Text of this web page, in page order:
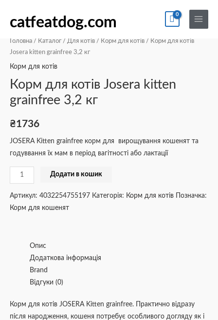
catfeatdog.com
Main
Menu
Головна / Каталог / Для котів / Корм для котів / Корм для котів
Josera kitten grainfree 3,2 кг
Корм для котів
Корм для котів Josera kitten
grainfree 3,2 кг
₴1736
JOSERA Kitten grainfree корм для вирощування кошенят та
годуввання їх мам в період вагітності або лактації
для
котів
Josera
kitten
3,2
кг
Додати в кошик
Артикул: 4032254755197 Категорія: Корм для котів
Позначка:
Корм для кошенят
Опис
Додаткова інформація
Brand
Відгуки (0)
Корм для котів JOSERA Kitten grainfree. Практично відразу
після народження, кошеня потребує особливого догляду як і